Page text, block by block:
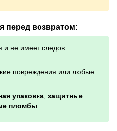
перед возвратом:
и не имеет следов
повреждения или любые
упаковка защитные
пломбы